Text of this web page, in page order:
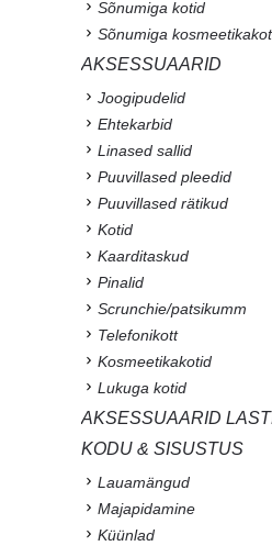
Sõnumiga kotid
Sõnumiga
AKSESSUAARID
Joogipudelid
Ehtekarbid
Linased sallid
Puuvillased pleedid
Puuvillased rätikud
Kotid
Kaarditaskud
Pinalid
Scrunchie/patsikumm
Telefonikott
Kosmeetikakotid
Lukuga kotid
AKSESSUAARID
KODU & SISUSTUS
Lauamängud
Majapidamine
Küünlad